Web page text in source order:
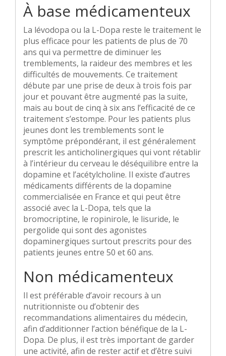
À base médicamenteux
La lévodopa ou la L-Dopa reste le traitement le
plus efficace pour les patients de plus de 70
ans qui va permettre de diminuer les
tremblements, la raideur des membres et les
difficultés de mouvements. Ce traitement
débute par une prise de deux à trois fois par
jour et pouvant être augmenté pas la suite,
mais au bout de cinq à six ans l’efficacité de ce
traitement s’estompe. Pour les patients plus
jeunes dont les tremblements sont le
symptôme prépondérant, il est généralement
prescrit les anticholinergiques qui vont rétablir
à l’intérieur du cerveau le déséquilibre entre la
dopamine et l’acétylcholine. Il existe d’autres
médicaments différents de la dopamine
commercialisée en France et qui peut être
associé avec la L-Dopa, tels que la
bromocriptine, le ropinirole, le lisuride, le
pergolide qui sont des agonistes
dopaminergiques surtout prescrits pour des
patients jeunes entre 50 et 60 ans.
Non médicamenteux
Il est préférable d’avoir recours à un
nutritionniste ou d’obtenir des
recommandations alimentaires du médecin,
afin d’additionner l’action bénéfique de la L-
Dopa. De plus, il est très important de garder
une activité, afin de rester actif et d’être suivi